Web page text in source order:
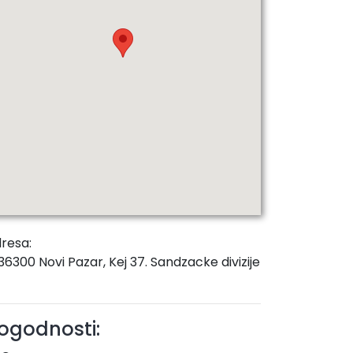
Novi Pazar, Kej 37. Sandzacke divizije